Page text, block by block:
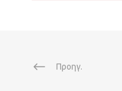
Προηγ.